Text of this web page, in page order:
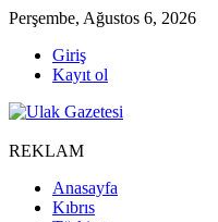
Perşembe, Ağustos 6, 2026
Giriş
Kayıt ol
REKLAM
Anasayfa
Kıbrıs